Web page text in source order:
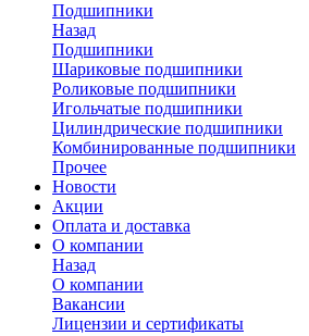
Подшипники
Назад
Подшипники
Шариковые подшипники
Роликовые подшипники
Игольчатые подшипники
Цилиндрические подшипники
Комбинированные подшипники
Прочее
Новости
Акции
Оплата и доставка
О компании
Назад
О компании
Вакансии
Лицензии и сертификаты